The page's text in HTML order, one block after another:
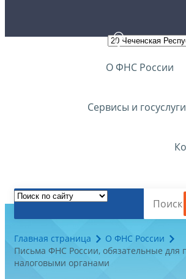
О ФНС России
Сервисы и госуслуги
Главная страница
О ФНС России
Письма ФНС России, обязательные для
налоговыми органами